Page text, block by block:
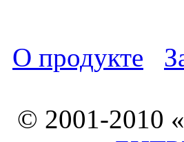
О продукте
© 2001-2010